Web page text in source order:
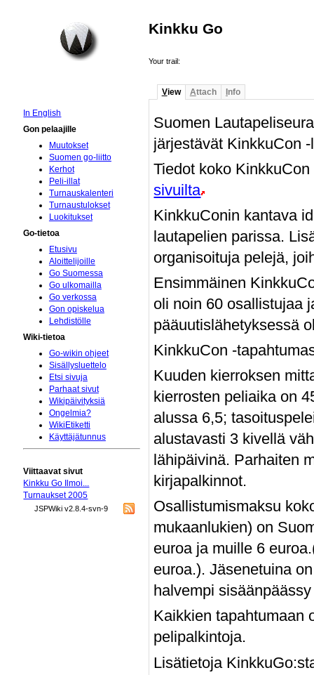
Kinkku Go
Your trail:
View Attach Info
Suomen
järjestävät KinkkuCon
Tiedot koko
sivuilta
KinkkuConin kantava
lautapelien parissa.
organisoituja pelejä,
Ensimmäinen
oli noin 60 osallistujaa
pääuutislähetyksessä
KinkkuCon -
Kuuden kierroksen
kierrosten peliaika on
alussa 6,5;
alustavasti 3 kivellä
lähipäivinä. Parhaiten
kirjapalkinnot.
Osallistumismaksu
mukaanlukien) on
euroa ja muille 6
euroa.). Jäsenetuina
halvempi
Kaikkien tapahtumaan
pelipalkintoja.
Lisätietoja
In English
Gon pelaajille
Muutokset
Suomen go-liitto
Kerhot
Peli-illat
Turnauskalenteri
Turnaustulokset
Luokitukset
Go-tietoa
Etusivu
Aloittelijoille
Go Suomessa
Go ulkomailla
Go verkossa
Gon opiskelua
Lehdistölle
Wiki-tietoa
Go-wikin ohjeet
Sisällysluettelo
Etsi sivuja
Parhaat sivut
Wikipäivityksiä
Ongelmia?
WikiEtiketti
Käyttäjätunnus
Viittaavat sivut
Kinkku Go Ilmoi...
Turnaukset 2005
JSPWiki v2.8.4-svn-9